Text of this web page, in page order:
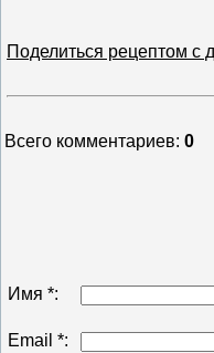
Поделиться рецептом с
Всего комментариев: 0
Имя *:
Email *: